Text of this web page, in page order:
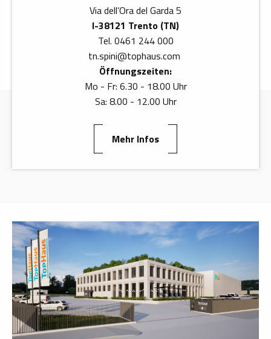
Immer auf dem Laufenden über unsere News und
verschiedene Veranstaltungen
Via dell’Ora del Garda 5
I-38121 Trento (TN)
Tel. 0461 244 000
tn.spini@tophaus.com
Öffnungszeiten:
Mo - Fr: 6.30 - 18.00 Uhr
Sa: 8.00 - 12.00 Uhr
Mehr Infos